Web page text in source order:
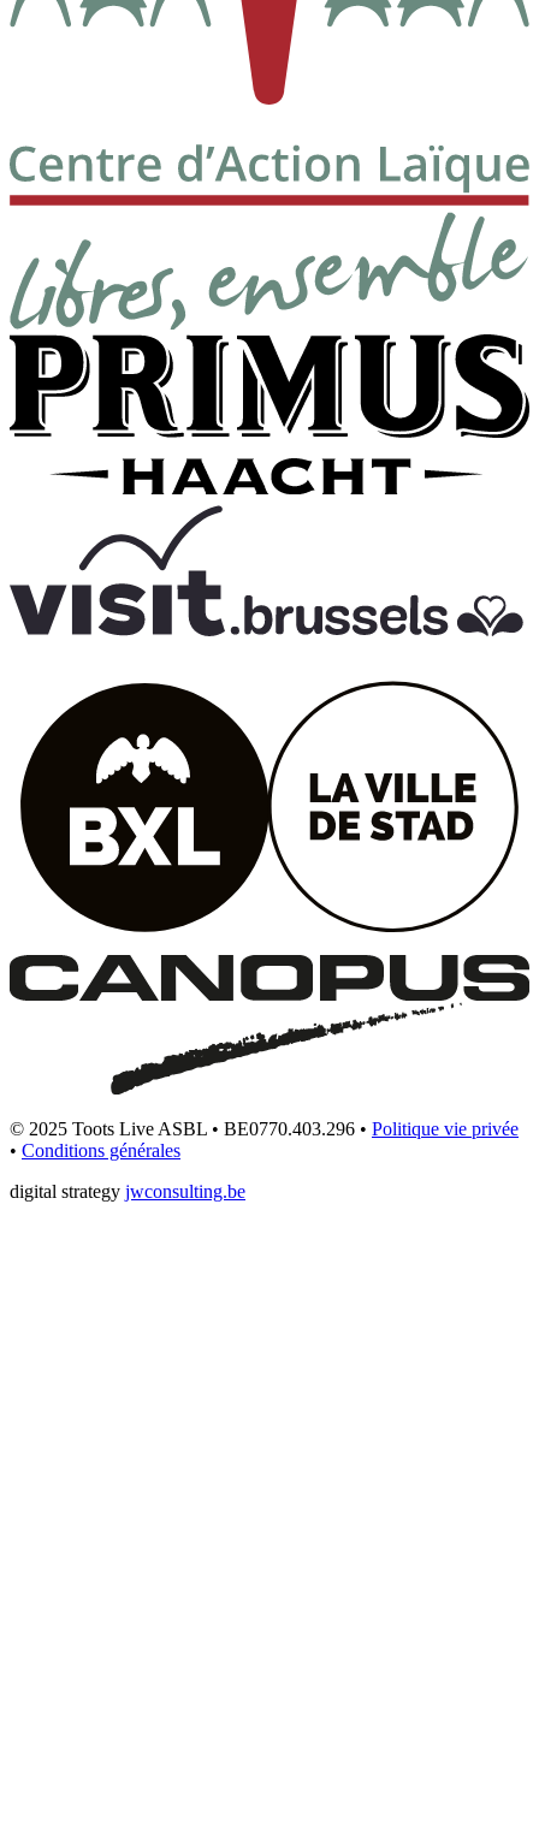
© 2025 Toots Live ASBL • BE0770.403.296 • Politique vie privée
• Conditions générales
digital strategy jwconsulting.be